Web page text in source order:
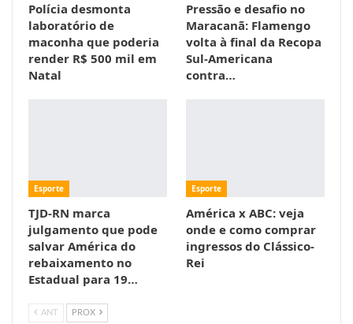
Polícia desmonta
laboratório de
maconha que poderia
render R$ 500 mil em
Natal
Pressão e desafio no
Maracanã: Flamengo
volta à final da Recopa
Sul-Americana
contra…
Esporte
TJD-RN marca
julgamento que pode
salvar América do
rebaixamento no
Estadual para 19…
Esporte
América x ABC: veja
onde e como comprar
ingressos do Clássico-
Rei
ANT PROX